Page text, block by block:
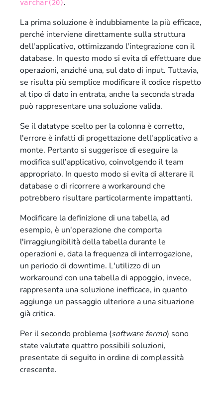
varchar(20).
La prima soluzione è indubbiamente la più efficace,
perché interviene direttamente sulla struttura
dell'applicativo, ottimizzando l'integrazione con il
database. In questo modo si evita di effettuare due
operazioni, anziché una, sul dato di input. Tuttavia,
se risulta più semplice modificare il codice rispetto
al tipo di dato in entrata, anche la seconda strada
può rappresentare una soluzione valida.
Se il datatype scelto per la colonna è corretto,
l'errore è infatti di progettazione dell'applicativo a
monte. Pertanto si suggerisce di eseguire la
modifica sull’applicativo, coinvolgendo il team
appropriato. In questo modo si evita di alterare il
database o di ricorrere a workaround che
potrebbero risultare particolarmente impattanti.
Modificare la definizione di una tabella, ad
esempio, è un'operazione che comporta
l'irraggiungibilità della tabella durante le
operazioni e, data la frequenza di interrogazione,
un periodo di downtime. L'utilizzo di un
workaround con una tabella di appoggio, invece,
rappresenta una soluzione inefficace, in quanto
aggiunge un passaggio ulteriore a una situazione
già critica.
Per il secondo problema (software fermo) sono
state valutate quattro possibili soluzioni,
presentate di seguito in ordine di complessità
crescente.